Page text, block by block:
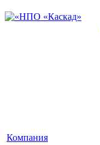
Компания